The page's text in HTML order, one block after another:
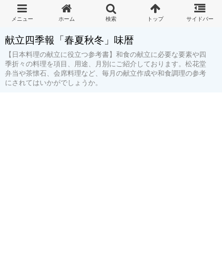
献立四季報「春夏秋冬」味暦
【日本料理の献立に役立つ参考書】和食の献立に必要な要素や四
季折々の料理を項目、用途、月別にご紹介しております。松花堂
弁当や茶懐石、会席料理など、毎月の献立作成や和食調理の参考
にされてはいかがでしょうか。